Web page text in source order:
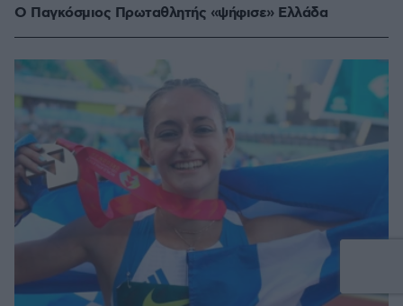
Ο Παγκόσμιος Πρωταθλητής «ψήφισε» Ελλάδα